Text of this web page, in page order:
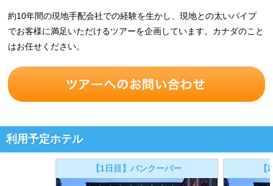
約10年間の現地手配会社での経験を生かし、現地との太いパイプ
でお客様に満足いただけるツアーを企画しています。カナダのこと
はお任せください。
利用予定ホテル
【1日目】バンクーバー